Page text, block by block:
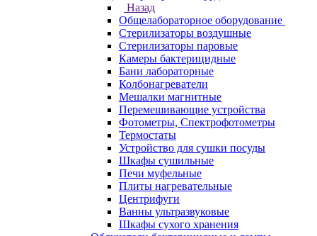
Назад
Общелабораторное оборудование
Стерилизаторы воздушные
Стерилизаторы паровые
Камеры бактерицидные
Бани лабораторные
Колбонагреватели
Мешалки магнитные
Перемешивающие устройства
Фотометры, Спектрофотометры
Термостаты
Устройство для сушки посуды
Шкафы сушильные
Печи муфельные
Плиты нагревательные
Центрифуги
Ванны ультразвуковые
Шкафы сухого хранения